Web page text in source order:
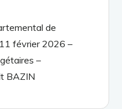
de
février 2026 –
–
BAZIN